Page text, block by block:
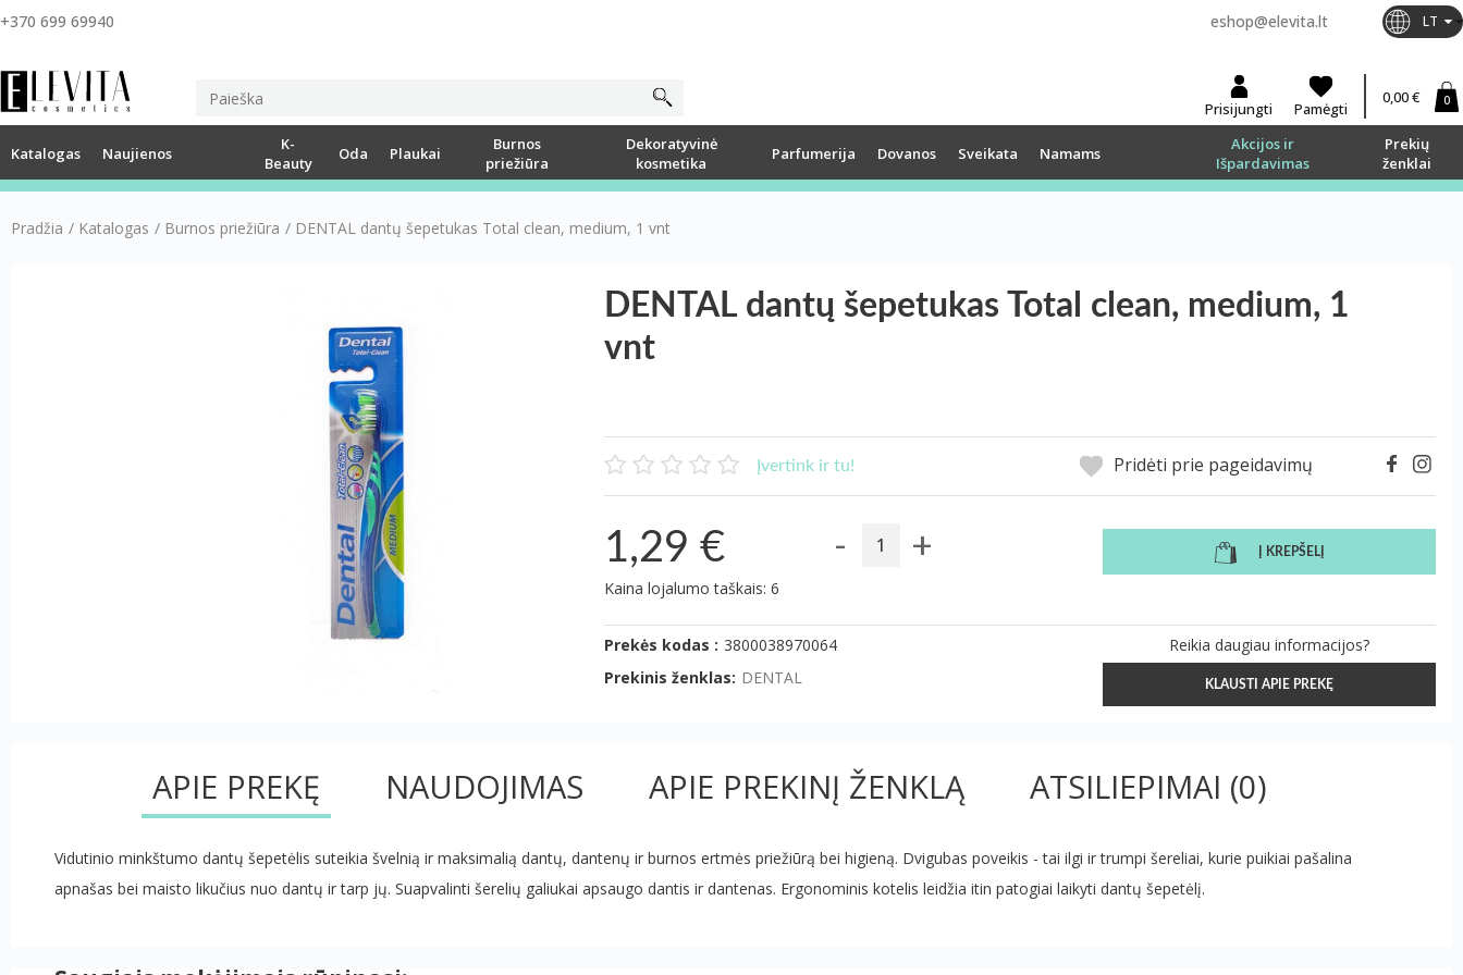
+370 699 69940 eshop@elevita.lt LT
Prisijungti Pamėgti
0,00 € 0
Katalogas Naujienos
K-
Beauty
Oda Plaukai
Burnos
priežiūra
Dekoratyvinė
kosmetika
Parfumerija Dovanos Sveikata Namams
Akcijos ir
Išpardavimas
Prekių
ženklai
Pradžia / Katalogas / Burnos priežiūra / DENTAL dantų šepetukas Total clean, medium, 1 vnt
DENTAL dantų šepetukas Total clean, medium, 1
vnt
Įvertink ir tu! Pridėti prie pageidavimų
1,29 € - + Į KREPŠELĮ
Kaina lojalumo taškais: 6
Prekės kodas : 3800038970064
Prekinis ženklas: DENTAL
Reikia daugiau informacijos?
KLAUSTI APIE PREKĘ
APIE PREKĘ NAUDOJIMAS APIE PREKINĮ ŽENKLĄ ATSILIEPIMAI (0)
Vidutinio minkštumo dantų šepetėlis suteikia švelnią ir maksimalią dantų, dantenų ir burnos ertmės priežiūrą bei higieną. Dvigubas poveikis - tai ilgi ir trumpi šereliai, kurie puikiai pašalina
apnašas bei maisto likučius nuo dantų ir tarp jų. Suapvalinti šerelių galiukai apsaugo dantis ir dantenas. Ergonominis kotelis leidžia itin patogiai laikyti dantų šepetėlį.